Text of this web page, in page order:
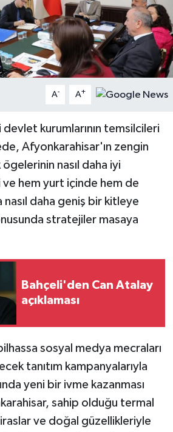
A- A+
kurumlarının temsilcileri
Afyonkarahisar'ın zengin
nasıl daha iyi
hem yurt içinde hem de
nasıl daha geniş bir kitleye
stratejiler masaya
Bahçeli'den Can Atalay
açıklaması
sosyal medya mecraları
tanıtım kampanyalarıyla
yeni bir ivme kazanması
sahip olduğu termal
ve doğal güzellikleriyle